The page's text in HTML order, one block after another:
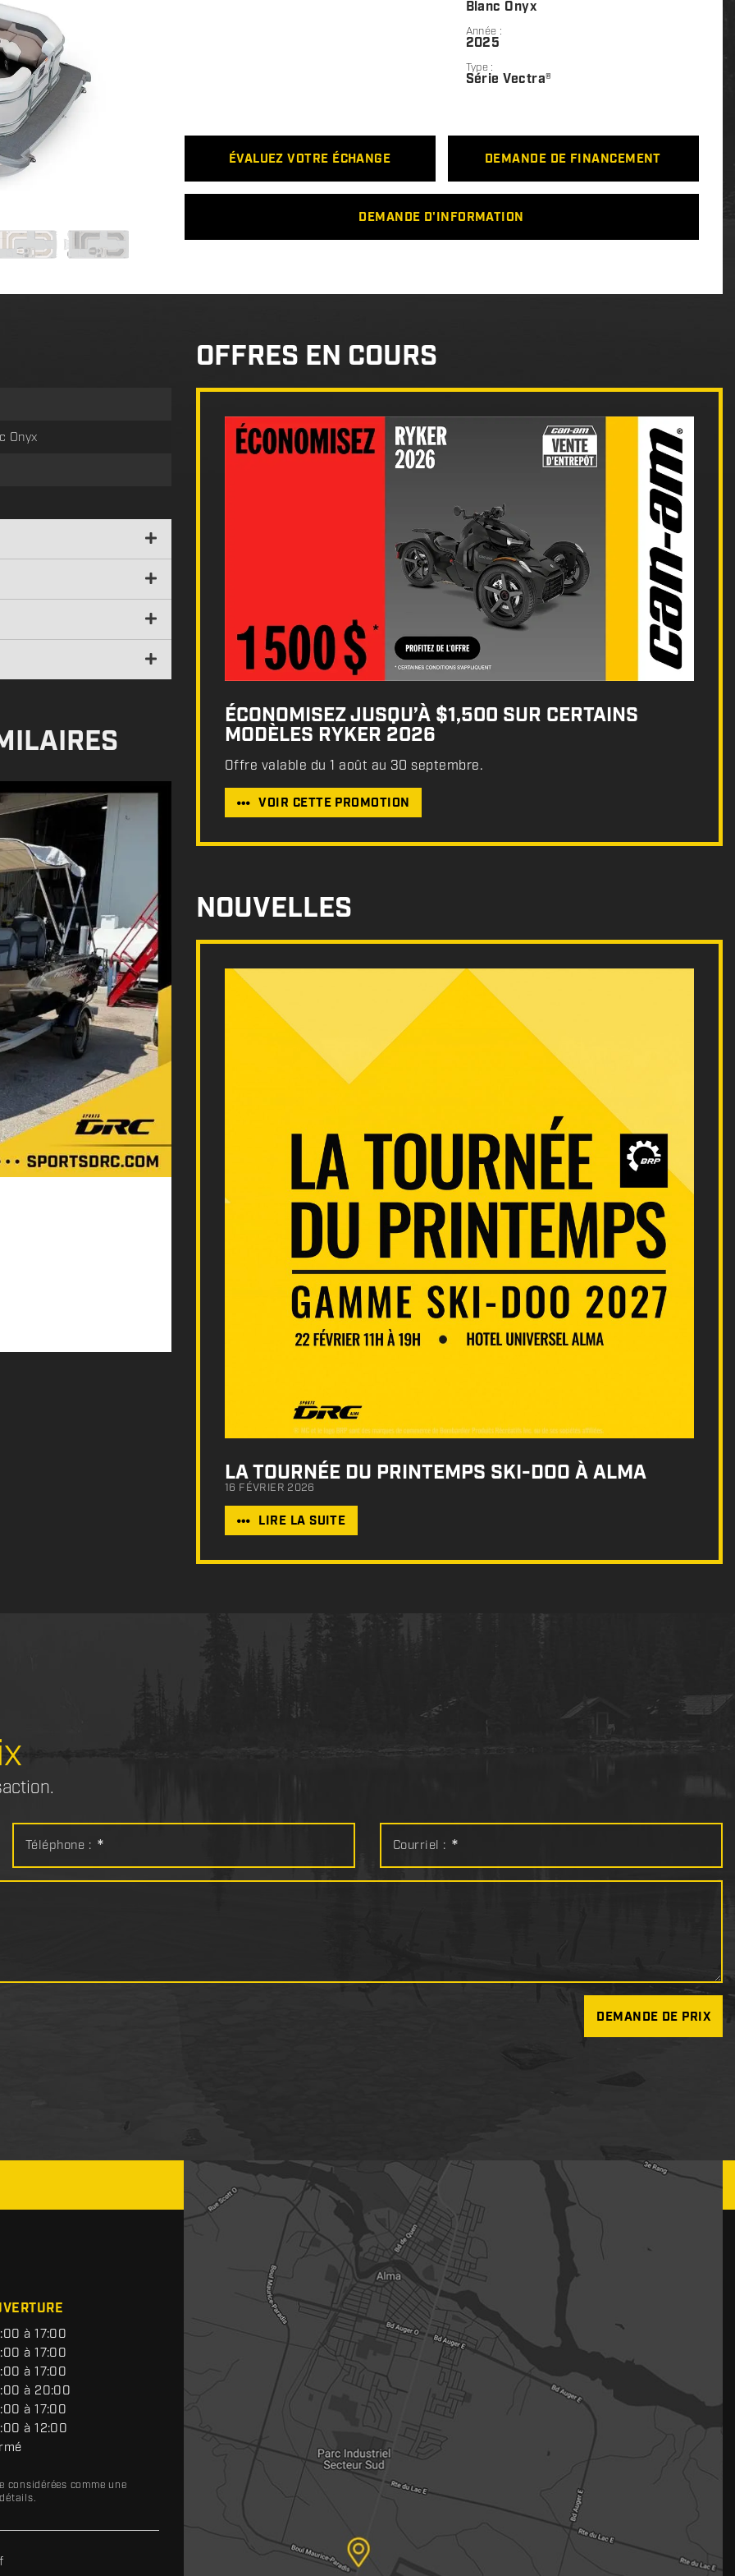
Blanc Onyx
Année :
2025
Type :
Série Vectra®
ÉVALUEZ VOTRE ÉCHANGE DEMANDE DE FINANCEMENT
DEMANDE D'INFORMATION
Onyx
OFFRES EN COURS
ÉCONOMISEZ JUSQU’À $1,500 SUR CERTAINS
MODÈLES RYKER 2026
Offre valable du 1 août au 30 septembre.
VOIR CETTE PROMOTION
NOUVELLES
LA TOURNÉE DU PRINTEMPS SKI-DOO À ALMA
16 FÉVRIER 2026
LIRE LA SUITE
Téléphone : * Courriel : *
DEMANDE DE PRIX
à 17:00
à 17:00
à 17:00
à 20:00
à 17:00
à 12:00
comme une